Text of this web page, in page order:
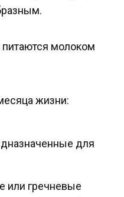
молоком
жизни:
для
или гречневые